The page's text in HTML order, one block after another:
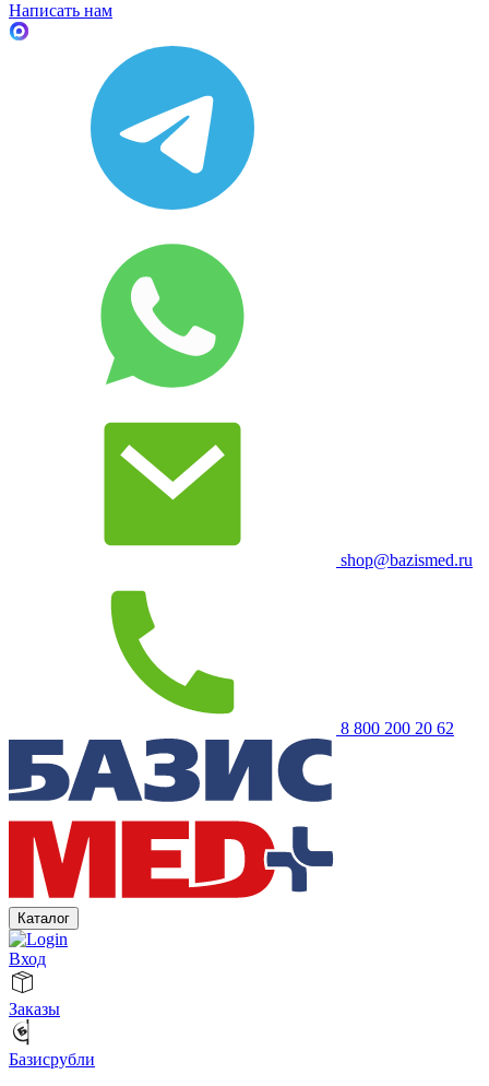
Написать нам
shop@bazismed.ru
8 800 200 20 62
Каталог
Вход
Заказы
Базисрубли